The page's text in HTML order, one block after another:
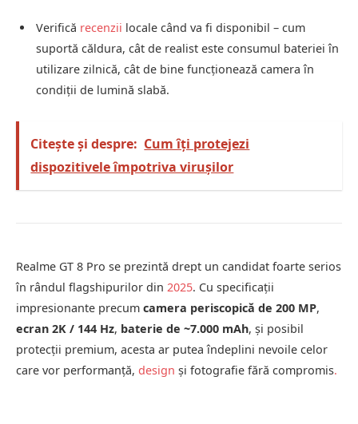
Verifică recenzii locale când va fi disponibil – cum
suportă căldura, cât de realist este consumul bateriei în
utilizare zilnică, cât de bine funcționează camera în
condiţii de lumină slabă.
Citește și despre: Cum îți protejezi
dispozitivele împotriva virușilor
Realme GT 8 Pro se prezintă drept un candidat foarte serios
în rândul flagshipurilor din 2025. Cu specificaţii
impresionante precum camera periscopică de 200 MP,
ecran 2K / 144 Hz, baterie de ~7.000 mAh, şi posibil
protecţii premium, acesta ar putea îndeplini nevoile celor
care vor performanţă, design şi fotografie fără compromis.